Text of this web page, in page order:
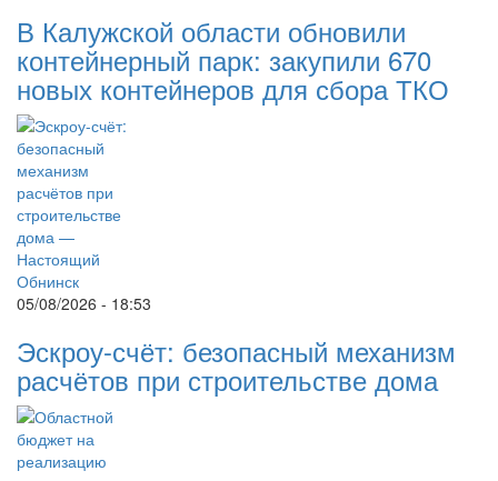
В Калужской области обновили
контейнерный парк: закупили 670
новых контейнеров для сбора ТКО
05/08/2026 - 18:53
Эскроу-счёт: безопасный механизм
расчётов при строительстве дома